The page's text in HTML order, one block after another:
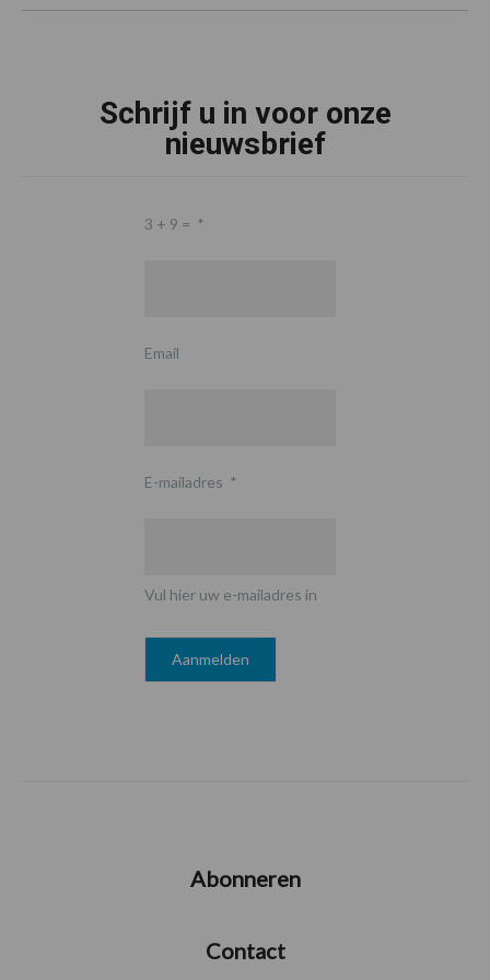
Schrijf u in voor onze
nieuwsbrief
3 + 9 = *
Email
E-mailadres *
Vul hier uw e-mailadres in
Abonneren
Contact